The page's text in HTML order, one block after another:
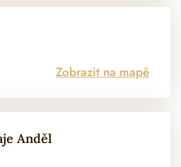
Zobrazit na mapě
Anděl